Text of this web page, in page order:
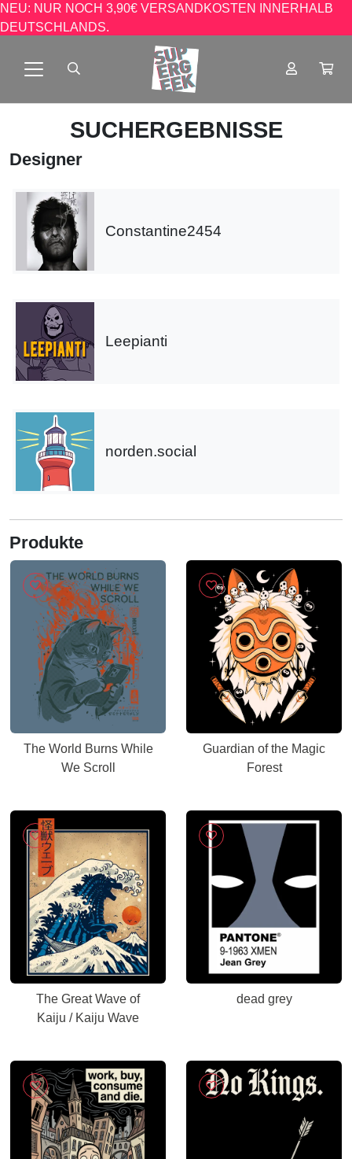
NEU: NUR NOCH 3,90€ VERSANDKOSTEN INNERHALB
DEUTSCHLANDS.
SUCHERGEBNISSE
Designer
Constantine2454
Leepianti
norden.social
Produkte
The World Burns While
We Scroll
Guardian of the Magic
Forest
The Great Wave of
Kaiju / Kaiju Wave
dead grey